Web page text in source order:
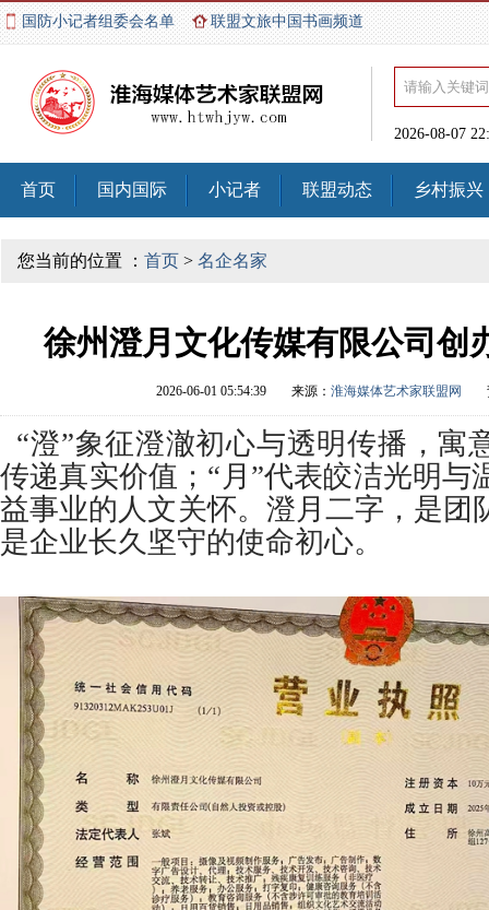
国防小记者组委会名单 联盟文旅中国书画频道
2026-08-07
首页 国内国际 小记者 联盟动态 乡村振兴
您当前的位置 ： 首页 > 名企名家
徐州澄月文化传媒有限公司创
2026-06-01 05:54:39 来源：淮海媒体艺术家联盟网
“澄”象征澄澈初心与透明传播，寓
传递真实价值；“月”代表皎洁光明与
益事业的人文关怀。澄月二字，是团
是企业长久坚守的使命初心。